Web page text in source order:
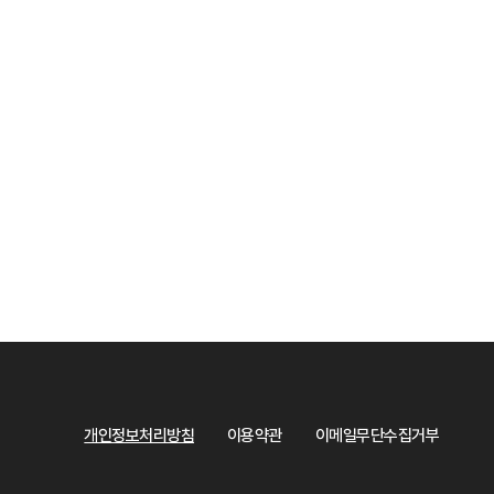
개인정보처리방침 이용약관 이메일무단수집거부